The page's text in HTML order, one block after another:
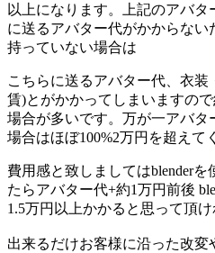
以上になります。上記のアバ
に送るアバター代がかからない
持っていない場合は
こちらに送るアバター代、衣装
賃)とがかかってしまいますの
場合が多いです。万が一アバ
場合はほぼ100%2万円を超えて
費用感と致しましてはblender
たらアバター代+約1万円前後
1.5万円以上かかると思って頂け
出来るだけお客様に沿った改